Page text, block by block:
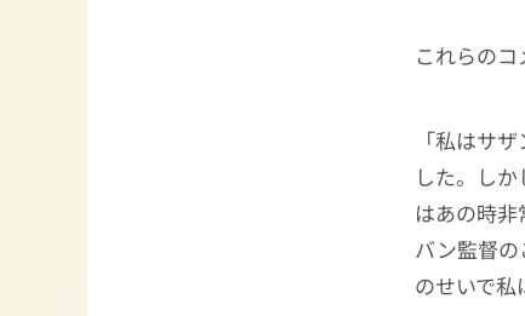
これらの
「私はサ
した。し
はあの時
バン監督
のせいで私